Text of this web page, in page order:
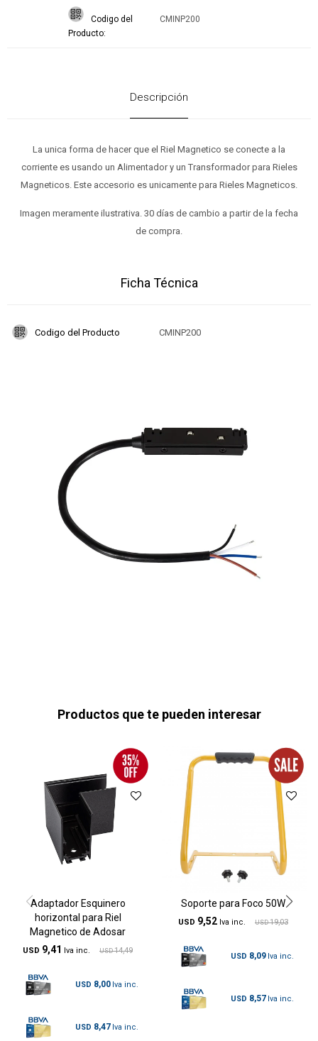
Codigo del
Producto
CMINP200
Descripción
La unica forma de hacer que el Riel Magnetico se conecte a la
corriente es usando un Alimentador y un Transformador para Rieles
Magneticos. Este accesorio es unicamente para Rieles Magneticos.
Imagen meramente ilustrativa. 30 días de cambio a partir de la fecha
de compra.
Ficha Técnica
Codigo del Producto CMINP200
Productos que te pueden interesar
Adaptador Esquinero
horizontal para Riel
Magnetico de Adosar
USD 9,41 USD 14,49
USD 8,00
USD 8,47
Soporte para Foco 50W
USD 9,52 USD 19,03
USD 8,09
USD 8,57